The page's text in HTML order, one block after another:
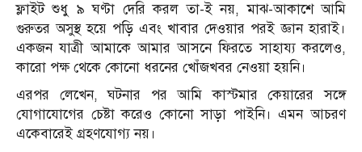
ফ্লাইট শুধু ৯ ঘণ্টা দেরি করল তা-ই নয়, মাঝ-আকাশে আমি
গুরুতর অসুস্থ হয়ে পড়ি এবং খাবার দেওয়ার পরই জ্ঞান হারাই।
একজন যাত্রী আমাকে আমার আসনে ফিরতে সাহায্য করলেও,
কারো পক্ষ থেকে কোনো ধরনের খোঁজখবর নেওয়া হয়নি।
এরপর লেখেন, ঘটনার পর আমি কাস্টমার কেয়ারের সঙ্গে
যোগাযোগের চেষ্টা করেও কোনো সাড়া পাইনি। এমন আচরণ
একেবারেই গ্রহণযোগ্য নয়।